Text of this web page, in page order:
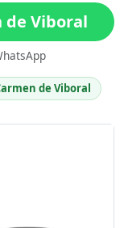
de Viboral
de Viboral